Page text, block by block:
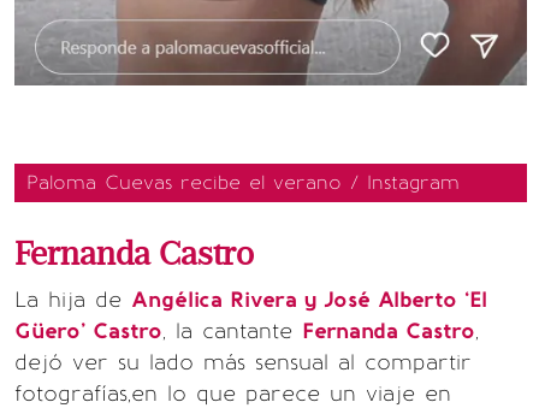
Paloma Cuevas recibe el verano / Instagram
Fernanda Castro
La hija de Angélica Rivera y José Alberto ‘El
Güero’ Castro, la cantante Fernanda Castro,
dejó ver su lado más sensual al compartir
fotografías,en lo que parece un viaje en